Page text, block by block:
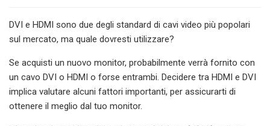
DVI e HDMI sono due degli standard di cavi video più popolari
sul mercato, ma quale dovresti utilizzare?
Se acquisti un nuovo monitor, probabilmente verrà fornito con
un cavo DVI o HDMI o forse entrambi. Decidere tra HDMI e DVI
implica valutare alcuni fattori importanti, per assicurarti di
ottenere il meglio dal tuo monitor.